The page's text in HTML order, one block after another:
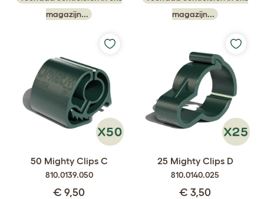
magazijn...
magazijn...
50 Mighty Clips C
810.0139.050
€ 9,50
25 Mighty Clips D
810.0140.025
€ 3,50